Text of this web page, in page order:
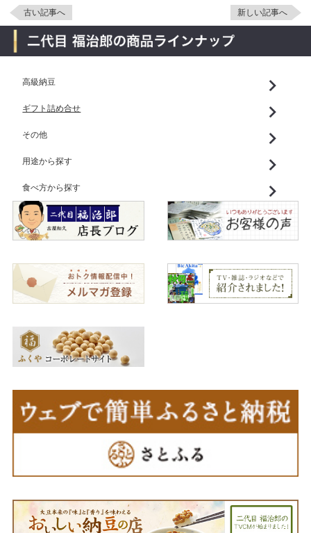
古い記事へ 新しい記事へ
高級納豆
ギフト詰め合せ
その他
用途から探す
食べ方から探す